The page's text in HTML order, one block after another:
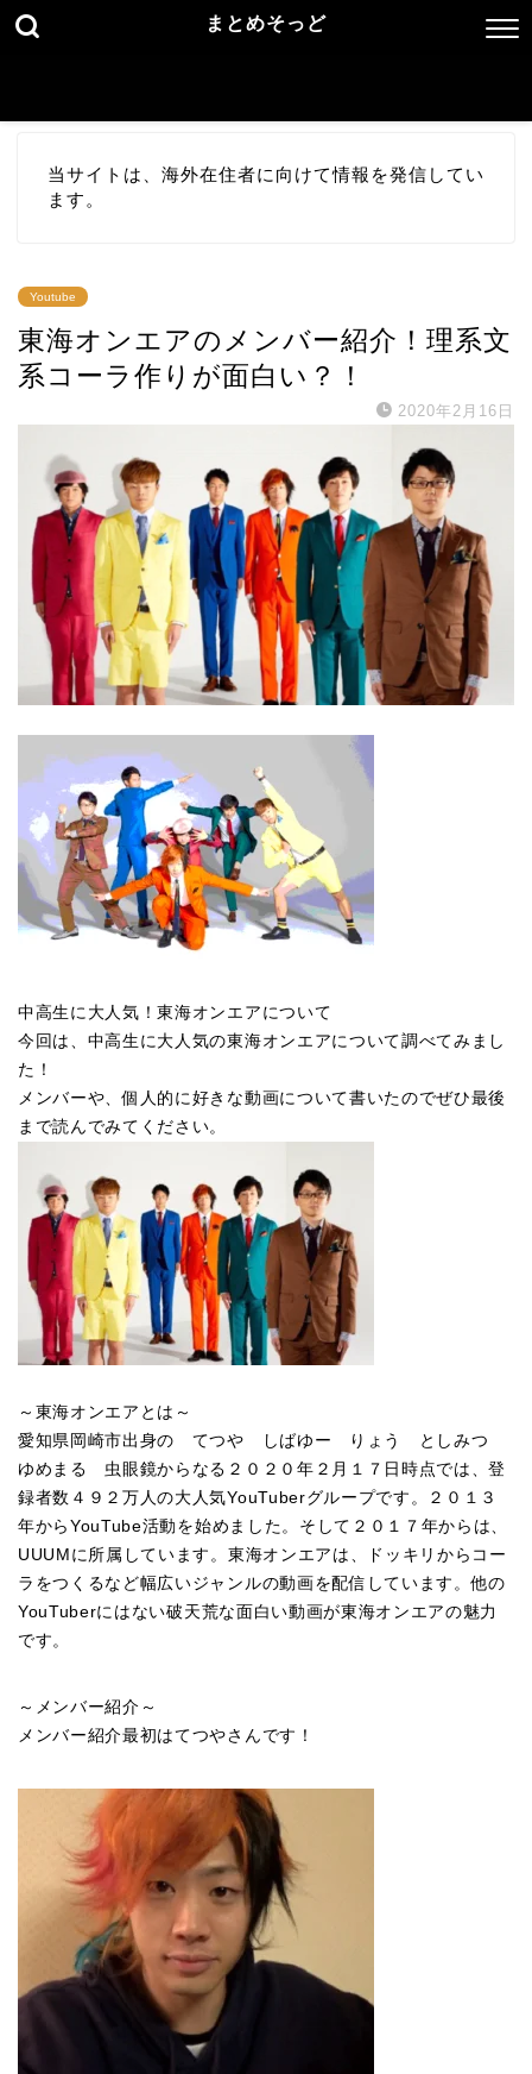
まとめそっど
当サイトは、海外在住者に向けて情報を発信してい
ます。
Youtube
東海オンエアのメンバー紹介！理系文
系コーラ作りが面白い？！
2020年2月16日
中高生に大人気！東海オンエアについて
今回は、中高生に大人気の東海オンエアについて調べてみまし
た！
メンバーや、個人的に好きな動画について書いたのでぜひ最後
まで読んでみてください。
～東海オンエアとは～
愛知県岡崎市出身の てつや しばゆー りょう としみつ
ゆめまる 虫眼鏡からなる２０２０年２月１７日時点では、登
録者数４９２万人の大人気YouTuberグループです。２０１３
年からYouTube活動を始めました。そして２０１７年からは、
UUUMに所属しています。東海オンエアは、ドッキリからコー
ラをつくるなど幅広いジャンルの動画を配信しています。他の
YouTuberにはない破天荒な面白い動画が東海オンエアの魅力
です。
～メンバー紹介～
メンバー紹介最初はてつやさんです！